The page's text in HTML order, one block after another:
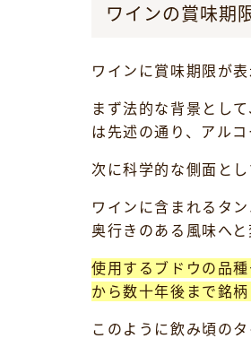
ワインの賞味期
ワインに賞味期限が
まず法的な背景とし
は先述の通り、アル
次に科学的な側面と
ワインに含まれるタ
奥行きのある風味へと
使用するブドウの品
から数十年後まで銘
このように飲み頃の